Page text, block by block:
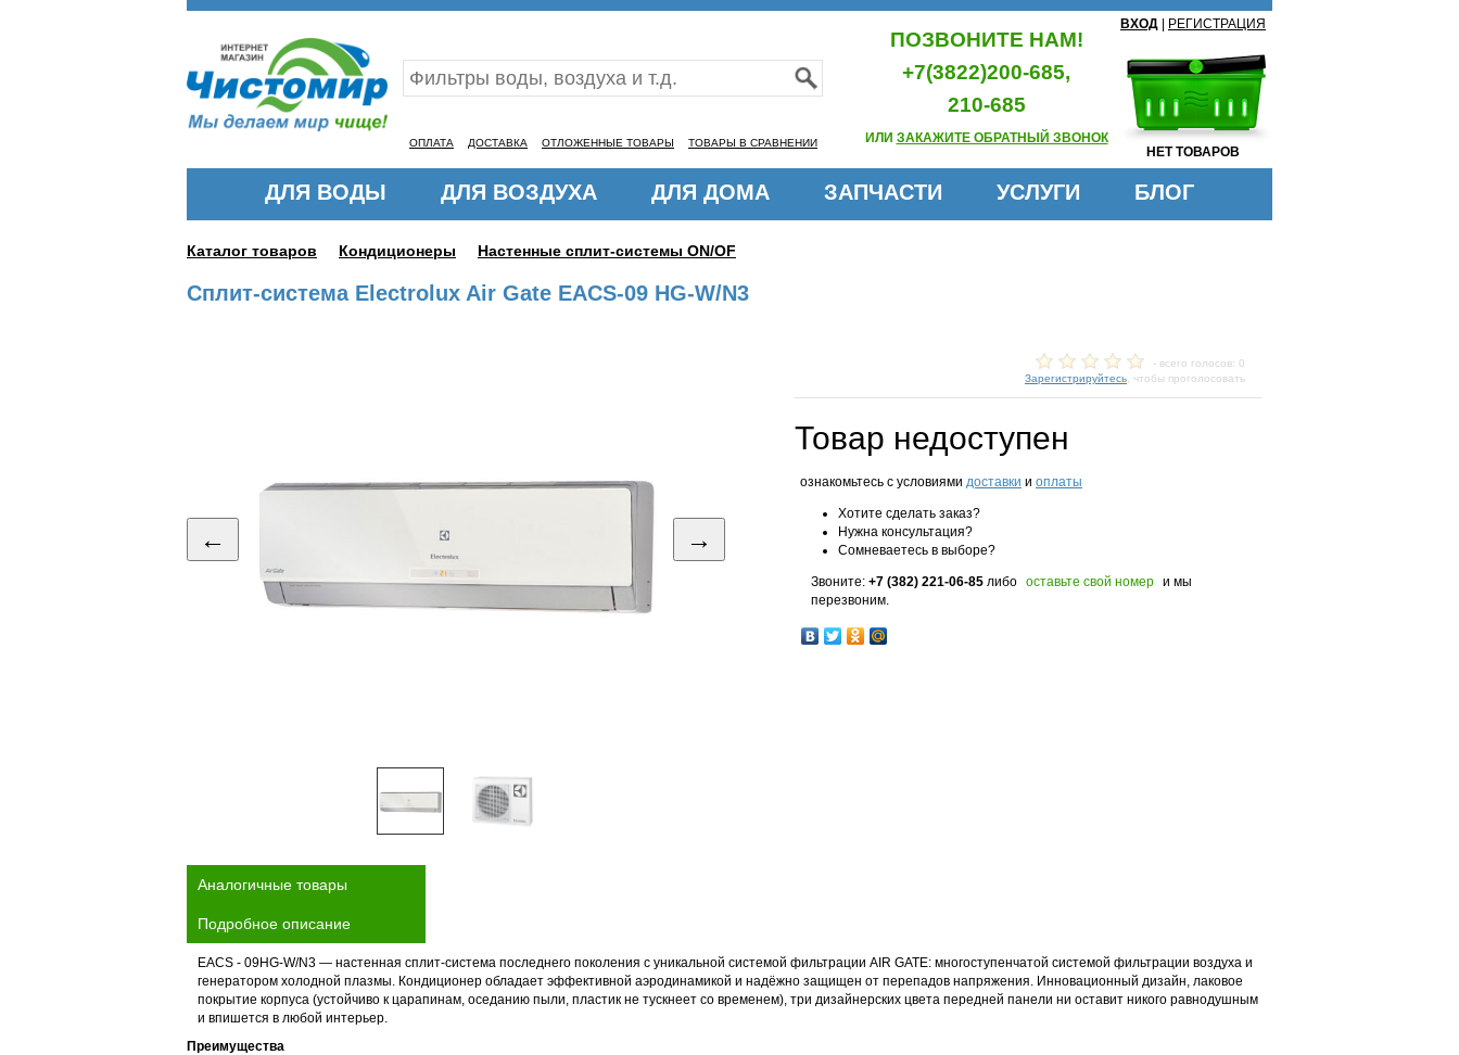
ОПЛАТА ДОСТАВКА ОТЛОЖЕННЫЕ ТОВАРЫ ТОВАРЫ В СРАВНЕНИИ
ПОЗВОНИТЕ НАМ!
+7(3822)200-685,
210-685
ИЛИ ЗАКАЖИТЕ ОБРАТНЫЙ ЗВОНОК
ВХОД РЕГИСТРАЦИЯ
НЕТ ТОВАРОВ
ДЛЯ ВОДЫ ДЛЯ ВОЗДУХА ДЛЯ ДОМА ЗАПЧАСТИ УСЛУГИ БЛОГ
Каталог товаров Кондиционеры Настенные сплит-системы ON/OF
Сплит-система Electrolux Air Gate EACS-09 HG-W/N3
← →
- всего голосов: 0
Зарегистрируйтесь , чтобы проголосовать
Товар недоступен
ознакомьтесь с условиями доставки и оплаты
Хотите сделать заказ?
Нужна консультация?
Сомневаетесь в выборе?
Звоните: +7 (382) 221-06-85 либо оставьте свой номер и мы
перезвоним.
Аналогичные товары
Подробное описание
EACS - 09HG-W/N3 — настенная сплит-система последнего поколения c уникальной системой фильтрации AIR GATE: многоступенчатой системой фильтрации воздуха и
генератором холодной плазмы. Кондиционер обладает эффективной аэродинамикой и надёжно защищен от перепадов напряжения. Инновационный дизайн, лаковое
покрытие корпуса (устойчиво к царапинам, оседанию пыли, пластик не тускнеет со временем), три дизайнерских цвета передней панели ни оставит никого равнодушным
и впишется в любой интерьер.
Преимущества